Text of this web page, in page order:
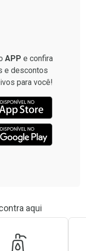
APP e confira
e descontos
para você!
aqui